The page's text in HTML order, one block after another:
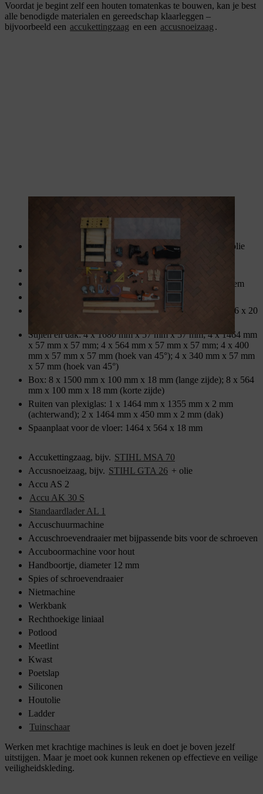
Voordat je begint zelf een houten tomatenkas te bouwen, kan je best
alle benodigde materialen en gereedschap klaarleggen –
bijvoorbeeld een accukettingzaag en een accusnoeizaag .
Vijverfolie: 1 x 2500 mm x 1500 mm, rubber of vijverfolie
zonder weekmakers
Vinylslang (PVD-slang), diameter 10 mm, lengte 1 m
4 zwenkwielen, diameter 50 mm, 2 met rem, 2 zonder rem
Schroeven: 12 x 120 mm; 12 x 100 mm; 82 x 50 mm; 16 x 20
Stijlen en dak: 4 x 1680 mm x 57 mm x 57 mm; 4 x 1464 mm
x 57 mm x 57 mm; 4 x 564 mm x 57 mm x 57 mm; 4 x 400
mm x 57 mm x 57 mm (hoek van 45°); 4 x 340 mm x 57 mm
x 57 mm (hoek van 45°)
Box: 8 x 1500 mm x 100 mm x 18 mm (lange zijde); 8 x 564
mm x 100 mm x 18 mm (korte zijde)
Ruiten van plexiglas: 1 x 1464 mm x 1355 mm x 2 mm
(achterwand); 2 x 1464 mm x 450 mm x 2 mm (dak)
Spaanplaat voor de vloer: 1464 x 564 x 18 mm
Accukettingzaag, bijv. STIHL MSA 70
Accusnoeizaag, bijv. STIHL GTA 26 + olie
Accu AS 2
Accu AK 30 S
Standaardlader AL 1
Accuschuurmachine
Accuschroevendraaier met bijpassende bits voor de schroeven
Accuboormachine voor hout
Handboortje, diameter 12 mm
Spies of schroevendraaier
Nietmachine
Werkbank
Rechthoekige liniaal
Potlood
Meetlint
Kwast
Poetslap
Siliconen
Houtolie
Ladder
Tuinschaar
Werken met krachtige machines is leuk en doet je boven jezelf
uitstijgen. Maar je moet ook kunnen rekenen op effectieve en veilige
veiligheidskleding.